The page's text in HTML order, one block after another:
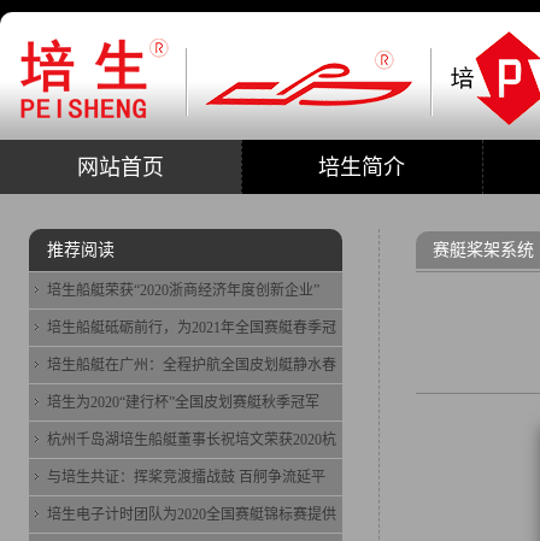
网站首页 培生简介
赛艇桨架系统
推荐阅读
培生船艇荣获“2020浙商经济年度创新企业”
培生船艇砥砺前行，为2021年全国赛艇春季冠
培生船艇在广州：全程护航全国皮划艇静水春
培生为2020“建行杯”全国皮划赛艇秋季冠军
杭州千岛湖培生船艇董事长祝培文荣获2020杭
与培生共证：挥桨竞渡擂战鼓 百舸争流延平
培生电子计时团队为2020全国赛艇锦标赛提供